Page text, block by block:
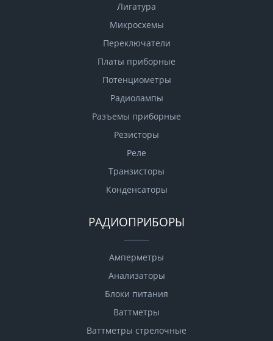
Лигатура
Микросхемы
Переключатели
Платы приборные
Потенциометры
Радиолампы
Разъемы приборные
Резисторы
Реле
Транзисторы
Конденсаторы
РАДИОПРИБОРЫ
Амперметры
Анализаторы
Блоки питания
Ваттметры
Ваттметры стрелочные